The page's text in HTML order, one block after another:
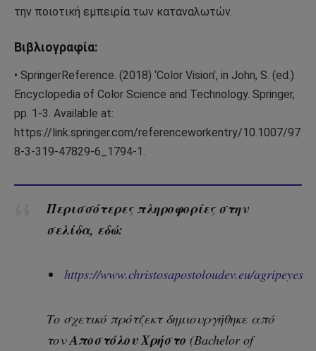
την ποιοτική εμπειρία των καταναλωτών.
Βιβλιογραφία:
• SpringerReference. (2018) ‘Color Vision’, in John, S. (ed.)
Encyclopedia of Color Science and Technology. Springer,
pp. 1-3. Available at:
https://link.springer.com/referenceworkentry/10.1007/97
8-3-319-47829-6_1794-1.
Περισσότερες πληροφορίες στην
σελίδα, εδώ:
https://www.christosapostoloudev.eu/agripeyes
Το σχετικό πρότζεκτ δημιουργήθηκε από
τονΑποστόλου Χρήστο (Bachelor of